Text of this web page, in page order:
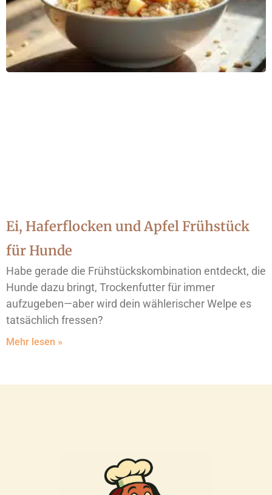
Ei, Haferflocken und Apfel Frühstück
für Hunde
Habe gerade die Frühstückskombination entdeckt, die
Hunde dazu bringt, Trockenfutter für immer
aufzugeben—aber wird dein wählerischer Welpe es
tatsächlich fressen?
Mehr lesen »